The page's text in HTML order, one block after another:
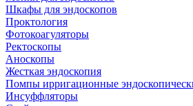
Шкафы для эндоскопов
Проктология
Фотокоагуляторы
Ректоскопы
Аноскопы
Жесткая эндоскопия
Помпы ирригационные
Инсуффляторы